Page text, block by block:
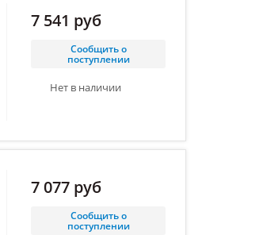
7 541 руб
Сообщить о
поступлении
Нет в наличии
7 077 руб
Сообщить о
поступлении